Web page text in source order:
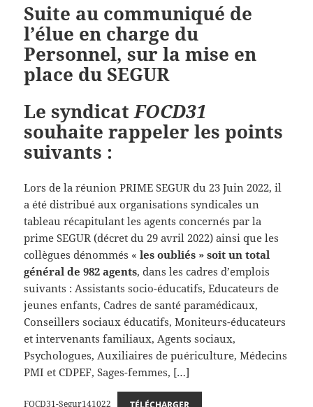
Suite au communiqué de
l’élue en charge du
Personnel, sur la mise en
place du SEGUR
Le syndicatFOCD31
souhaite rappeler les points
suivants :
Lors de la réunion PRIME SEGUR du 23 Juin 2022, il
a été distribué aux organisations syndicales un
tableau récapitulant les agents concernés par la
prime SEGUR (décret du 29 avril 2022) ainsi que les
collègues dénommés «les oubliés » soit un total
général de 982 agents, dans les cadres d’emplois
suivants : Assistants socio-éducatifs, Educateurs de
jeunes enfants, Cadres de santé paramédicaux,
Conseillers sociaux éducatifs, Moniteurs-éducateurs
et intervenants familiaux, Agents sociaux,
Psychologues, Auxiliaires de puériculture, Médecins
PMI et CDPEF, Sages-femmes, […]
FOCD31-Segur141022 TÉLÉCHARGER